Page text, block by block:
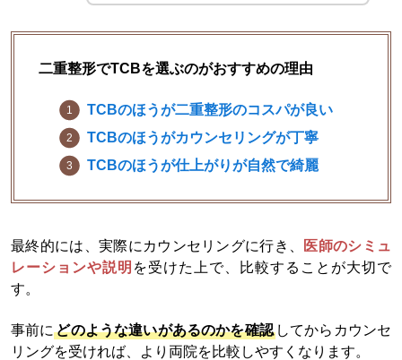
二重整形でTCBを選ぶのがおすすめの理由
TCBのほうが二重整形のコスパが良い
TCBのほうがカウンセリングが丁寧
TCBのほうが仕上がりが自然で綺麗
最終的には、実際にカウンセリングに行き、
医師のシミュ
レーションや説明 を受けた上で、比較することが大切で
す。
事前にどのような違いがあるのかを確認してからカウンセ
リングを受ければ、より両院を比較しやすくなります。